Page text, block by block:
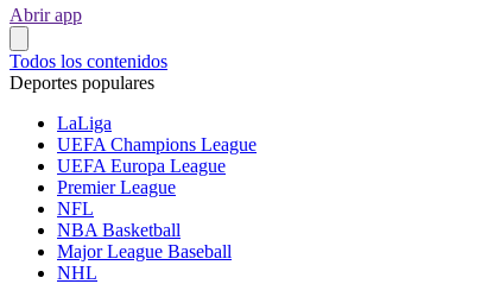
Abrir app
Todos los contenidos
Deportes populares
LaLiga
UEFA Champions League
UEFA Europa League
Premier League
NFL
NBA Basketball
Major League Baseball
NHL